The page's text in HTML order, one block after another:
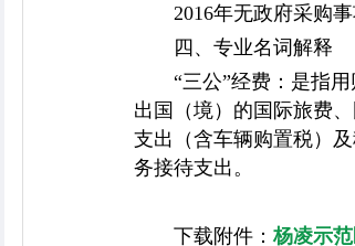
2016年无政府采购事
四、专业名词解释
“三公”经费：是指
出国（境）的国际旅费
支出（含车辆购置税）
务接待支出。
下载附件：杨凌示